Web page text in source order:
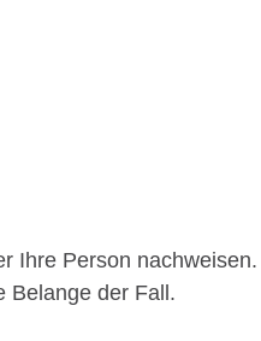
Ihre Person nachweisen.
Belange der Fall.